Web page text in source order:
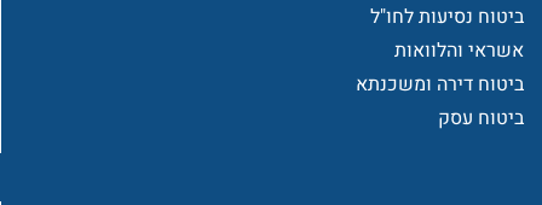
ביטוח נסיעות לחו"ל
אשראי והלוואות
ביטוח דירה ומשכנתא
ביטוח עסק